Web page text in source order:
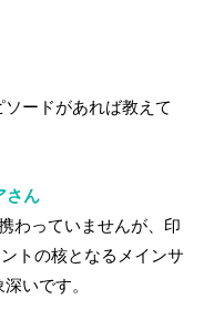
ードがあれば教えて
さん
わっていませんが、印
トの核となるメインサ
いです。